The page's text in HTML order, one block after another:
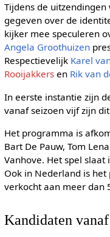
Tijdens de
gegeven over de
kijker mee speculeren
Angela Groothuizen
Respectievelijk Karel
Rooijakkersen Rik van
In eerste instantie zijn
vanaf seizoen vijf zijn
Het programma is
Bart De Pauw, Tom
Vanhove. Het spel
Ook in Nederland is
verkocht aan meer dan
Kandidaten